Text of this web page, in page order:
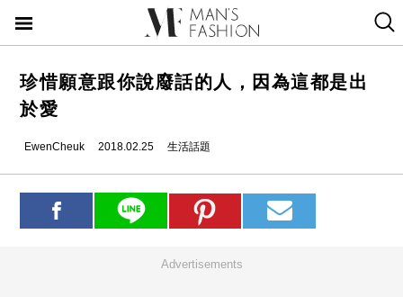
珍惜願意跟你說廢話的人，因為這都是出
於愛
EwenCheuk 2018.02.25 生活話題
Advertisements